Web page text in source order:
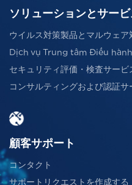
ソリューションとサービ
ウイルス対策製品とマルウェア
Dịch vụ Trung tâm Điều
セキュリティ評価・検査サービ
コンサルティングおよび認証サ
顧客サポート
コンタクト
サポートリクエストを作成する